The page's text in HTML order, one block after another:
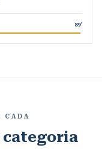
89'
CADA
categoria